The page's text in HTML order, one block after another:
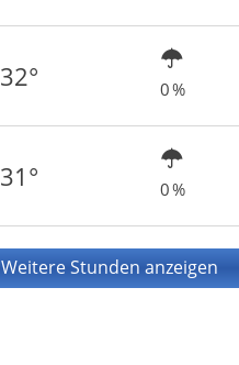
32° 0 %
31° 0 %
Weitere Stunden anzeigen